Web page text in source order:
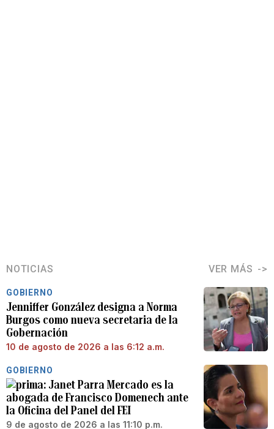
NOTICIAS VER MÁS
GOBIERNO
Jenniffer González designa a Norma
Burgos como nueva secretaria de la
Gobernación
10 de agosto de 2026 a las 6:12 a.m.
GOBIERNO
Janet Parra Mercado es la
abogada de Francisco Domenech ante
la Oficina del Panel del FEI
9 de agosto de 2026 a las 11:10 p.m.